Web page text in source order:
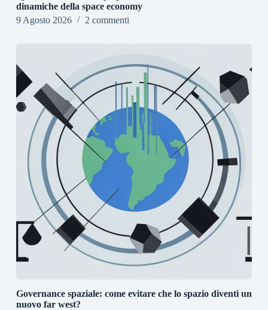
dinamiche della space economy
9 Agosto 2026
2 commenti
Governance spaziale: come evitare che lo spazio diventi un
nuovo far west?